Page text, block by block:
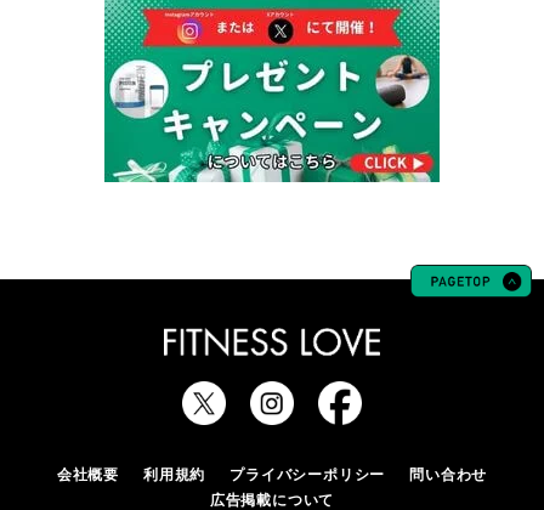
会社概要 利用規約 プライバシーポリシー
問い合わせ
広告掲載について